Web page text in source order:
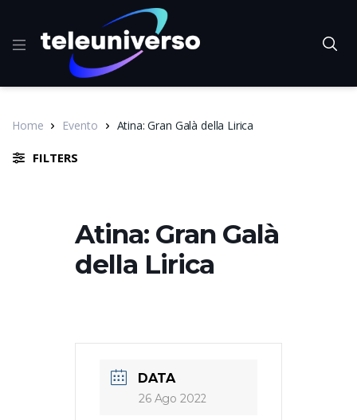
Home Evento Atina: Gran Galà della Lirica
FILTERS
Atina: Gran Galà
della Lirica
DATA
26 Ago 2022